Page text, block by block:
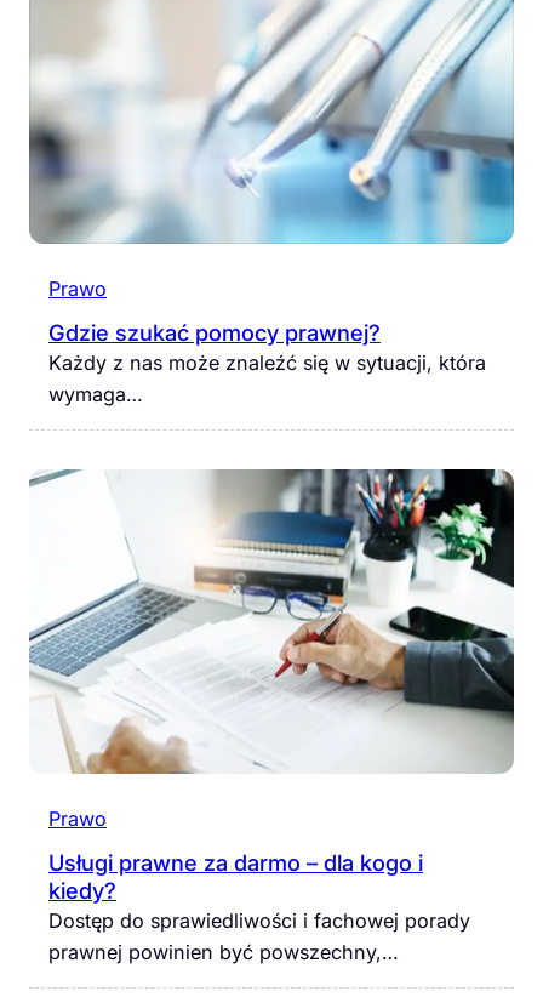
Prawo
Gdzie szukać pomocy prawnej?
Każdy z nas może znaleźć się w sytuacji, która
wymaga…
Prawo
Usługi prawne za darmo – dla kogo i
kiedy?
Dostęp do sprawiedliwości i fachowej porady
prawnej powinien być powszechny,…